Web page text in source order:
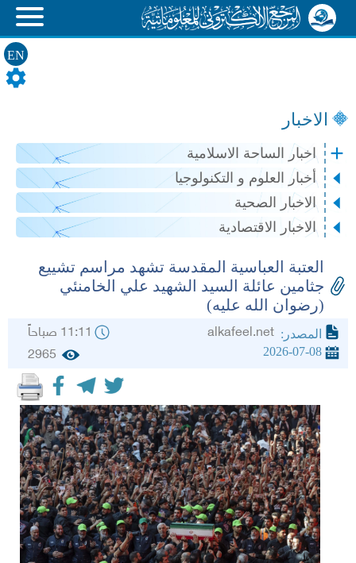
EN
الاخبار
اخبار الساحة الاسلامية
أخبار العلوم و التكنولوجيا
الاخبار الصحية
الاخبار الاقتصادية
العتبة العباسية المقدسة تشهد مراسم تشييع
جثامين عائلة السيد الشهيد علي الخامنئي
(رضوان الله عليه)
المصدر: 11:11 صباحاً
2026-07-08
2965